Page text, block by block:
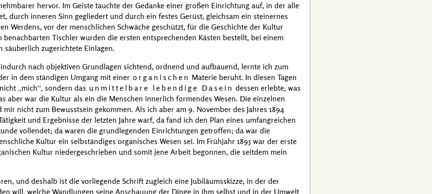
hervor. Im Geiste tauchte der Gedanke einer großen Einrichtung auf, in der alle
durch inneren Sinn gegliedert und durch ein festes Gerüst, gleichsam ein steinernes
Werdens, vor der menschlichen Schwäche geschützt, für die Geschichte der Kultur
benachbarten Tischler wurden die ersten entsprechenden Kästen bestellt, bei einem
zugerichtete Einlagen.
nach objektiven Grundlagen sichtend, ordnend und aufbauend, lernte ich zum
in dem ständigen Umgang mit einer organischen Materie beruht. In diesen Tagen
mich , sondern das unmittelbare lebendige Dasein dessen erlebte, was
aber war die Kultur als ein die Menschen innerlich formendes Wesen. Die einzelnen
nicht zum Bewusstsein gekommen. Als ich aber am 9. November des Jahres 1894
und Ergebnisse der letzten Jahre warf, da fand ich den Plan eines umfangreichen
vollendet; da waren die grundlegenden Einrichtungen getroffen; da war die
Kultur ein selbständiges organisches Wesen sei. Im Frühjahr 1895 war der erste
Kultur niedergeschrieben und somit jene Arbeit begonnen, die seitdem mein
und deshalb ist die vorliegende Schrift zugleich eine Jubiläumsskizze, in der der
will, welche Wandlungen seine Anschauung der Dinge in ihm selbst und in der Umwelt